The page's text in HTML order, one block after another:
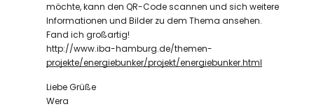
möchte, kann den QR-Code scannen und sich weitere
Informationen und Bilder zu dem Thema ansehen.
Fand ich großartig!
http://www.iba-hamburg.de/themen-
projekte/energiebunker/projekt/energiebunker.html
Liebe Grüße
Wera